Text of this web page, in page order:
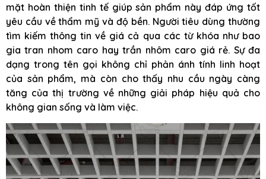
mặt hoàn thiện tinh tế giúp sản phẩm này đáp ứng tốt
yêu cầu về thẩm mỹ và độ bền. Người tiêu dùng thường
tìm kiếm thông tin về giá cả qua các từ khóa như bao
gia tran nhom caro hay trần nhôm caro giá rẻ. Sự đa
dạng trong tên gọi không chỉ phản ánh tính linh hoạt
của sản phẩm, mà còn cho thấy nhu cầu ngày càng
tăng của thị trường về những giải pháp hiệu quả cho
không gian sống và làm việc.